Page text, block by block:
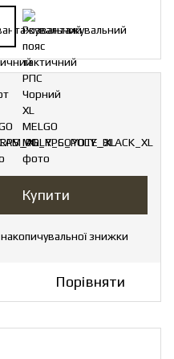
Купити
знижки
Порівняти